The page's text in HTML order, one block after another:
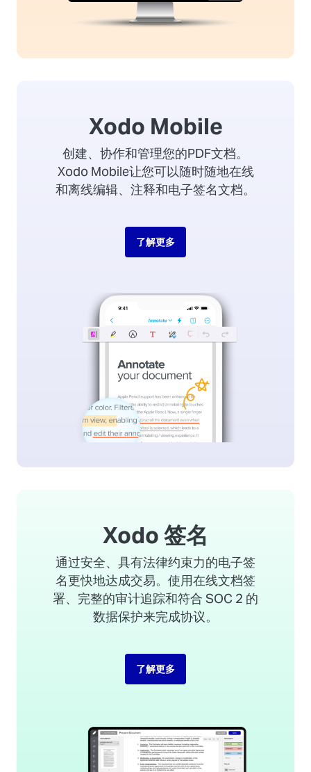
Xodo Mobile
创建、协作和管理您的PDF文档。
Xodo Mobile让您可以随时随地在线
和离线编辑、注释和电子签名文档。
了解更多
Xodo 签名
通过安全、具有法律约束力的电子签
名更快地达成交易。使用在线文档签
署、完整的审计追踪和符合 SOC 2 的
数据保护来完成协议。
了解更多